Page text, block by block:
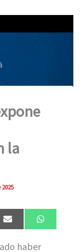
la
Compartir
en
E
m
i
Compartir
en
W
h
haber